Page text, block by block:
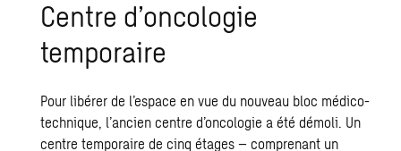
Centre d’oncologie
temporaire
Pour libérer de l’espace en vue du nouveau bloc médico-
technique, l’ancien centre d’oncologie a été démoli. Un
centre temporaire de cinq étages – comprenant un